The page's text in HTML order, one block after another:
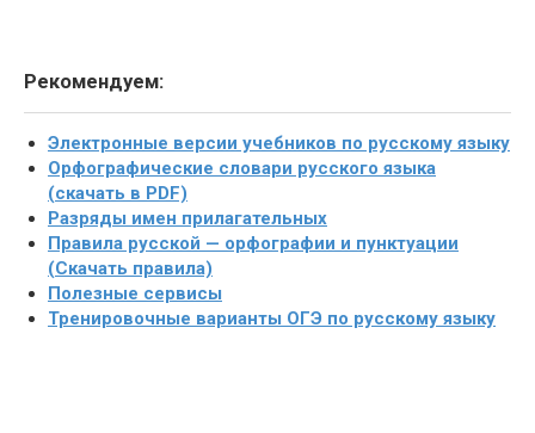
Рекомендуем:
Электронные версии учебников по русскому языку
Орфографические словари русского языка
(скачать в PDF)
Разряды имен прилагательных
Правила русской — орфографии и пунктуации
(Скачать правила)
Полезные сервисы
Тренировочные варианты ОГЭ по русскому языку